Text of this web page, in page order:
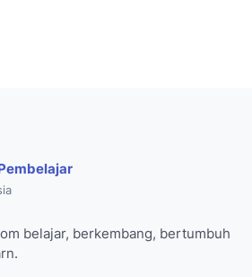
belajar, berkembang, bertumbuh